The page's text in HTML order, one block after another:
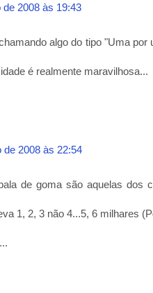
2008 às 19:43
algo do tipo "Uma por
é realmente maravilhosa...
de 2008 às 22:54
de goma são aquelas dos
1, 2, 3 não 4...5, 6 milhares